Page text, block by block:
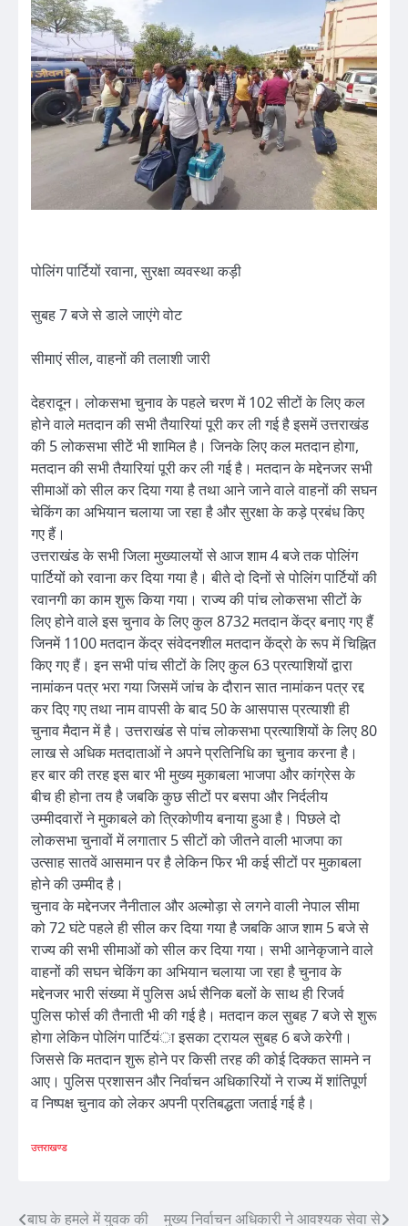
पोलिंग पार्टियों रवाना, सुरक्षा व्यवस्था कड़ी
सुबह 7 बजे से डाले जाएंगे वोट
सीमाएं सील, वाहनों की तलाशी जारी
देहरादून। लोकसभा चुनाव के पहले चरण में 102 सीटों के लिए कल
होने वाले मतदान की सभी तैयारियां पूरी कर ली गई है इसमें उत्तराखंड
की 5 लोकसभा सीटेें भी शामिल है। जिनके लिए कल मतदान होगा,
मतदान की सभी तैयारियां पूरी कर ली गई है। मतदान के मद्देनजर सभी
सीमाओं को सील कर दिया गया है तथा आने जाने वाले वाहनों की सघन
चेकिंग का अभियान चलाया जा रहा है और सुरक्षा के कड़े प्रबंध किए
गए हैं।
उत्तराखंड के सभी जिला मुख्यालयों से आज शाम 4 बजे तक पोलिंग
पार्टियों को रवाना कर दिया गया है। बीते दो दिनों से पोलिंग पार्टियों की
रवानगी का काम शुरू किया गया। राज्य की पांच लोकसभा सीटों के
लिए होने वाले इस चुनाव के लिए कुल 8732 मतदान केंद्र बनाए गए हैं
जिनमें 1100 मतदान केंद्र संवेदनशील मतदान केंद्रो के रूप में चिह्नित
किए गए हैं। इन सभी पांच सीटों के लिए कुल 63 प्रत्याशियों द्वारा
नामांकन पत्र भरा गया जिसमें जांच के दौरान सात नामांकन पत्र रद्द
कर दिए गए तथा नाम वापसी के बाद 50 के आसपास प्रत्याशी ही
चुनाव मैदान में है। उत्तराखंड से पांच लोकसभा प्रत्याशियों के लिए 80
लाख से अधिक मतदाताओं ने अपने प्रतिनिधि का चुनाव करना है।
हर बार की तरह इस बार भी मुख्य मुकाबला भाजपा और कांग्रेस के
बीच ही होना तय है जबकि कुछ सीटों पर बसपा और निर्दलीय
उम्मीदवारों ने मुकाबले को त्रिकोणीय बनाया हुआ है। पिछले दो
लोकसभा चुनावों में लगातार 5 सीटों को जीतने वाली भाजपा का
उत्साह सातवें आसमान पर है लेकिन फिर भी कई सीटों पर मुकाबला
होने की उम्मीद है।
चुनाव के मद्देनजर नैनीताल और अल्मोड़ा से लगने वाली नेपाल सीमा
को 72 घंटे पहले ही सील कर दिया गया है जबकि आज शाम 5 बजे से
राज्य की सभी सीमाओं को सील कर दिया गया। सभी आनेकृजाने वाले
वाहनों की सघन चेकिंग का अभियान चलाया जा रहा है चुनाव के
मद्देनजर भारी संख्या में पुलिस अर्ध सैनिक बलों के साथ ही रिजर्व
पुलिस फोर्स की तैनाती भी की गई है। मतदान कल सुबह 7 बजे से शुरू
होगा लेकिन पोलिंग पार्टियंा इसका ट्रायल सुबह 6 बजे करेगी।
जिससे कि मतदान शुरू होने पर किसी तरह की कोई दिक्कत सामने न
आए। पुलिस प्रशासन और निर्वाचन अधिकारियों ने राज्य में शांतिपूर्ण
व निष्पक्ष चुनाव को लेकर अपनी प्रतिबद्धता जताई गई है।
उत्तराखण्ड
बाघ के हमले में युवक की
मुख्य निर्वाचन अधिकारी ने आवश्यक सेवा से